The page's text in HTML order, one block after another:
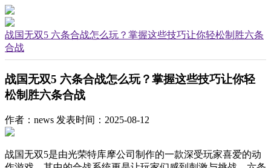
战国无双5 六条合战怎么玩？掌握这些技巧让你轻松制胜六条
合战
战国无双5 六条合战怎么玩？掌握这些技巧让你轻
松制胜六条合战
作者：news 发表时间：2025-08-12
战国无双5是由光荣特库摩公司制作的一款深受玩家喜爱的动